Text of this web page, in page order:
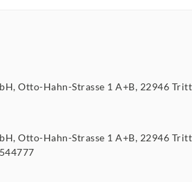
Otto-Hahn-Strasse 1 A+B 22946
Otto-Hahn-Strasse 1 A+B 22946